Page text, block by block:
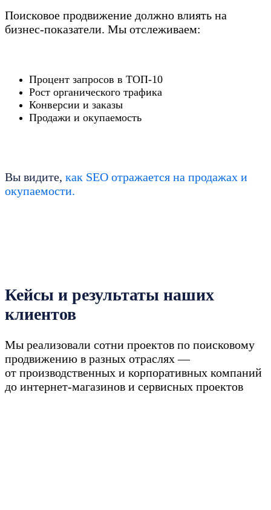
Поисковое продвижение должно влиять на
бизнес-показатели. Мы отслеживаем:
Процент запросов в ТОП-10
Рост органического трафика
Конверсии и заказы
Продажи и окупаемость
Вы видите, как SEO отражается на продажах и
окупаемости.
Кейсы и результаты наших
клиентов
Мы реализовали сотни проектов по поисковому
продвижению в разных отраслях —
от производственных и корпоративных компаний
до интернет-магазинов и сервисных проектов